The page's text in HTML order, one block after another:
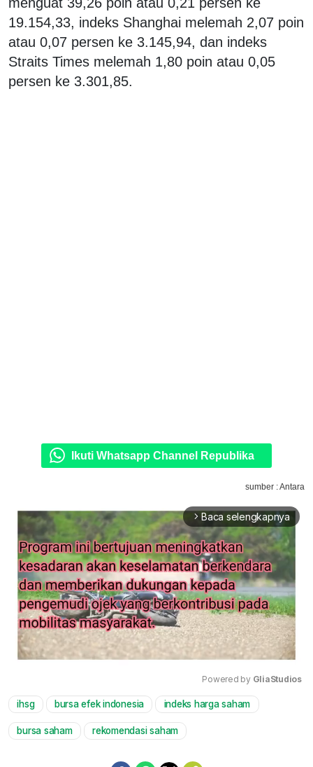
19.154,33, indeks Shanghai melemah 2,07 poin
atau 0,07 persen ke 3.145,94, dan indeks
Straits Times melemah 1,80 poin atau 0,05
persen ke 3.301,85.
Ikuti Whatsapp Channel Republika
sumber : Antara
arrow_forward_ios Baca selengkapnya
Mute
Powered by GliaStudios
ihsg bursa efek indonesia indeks harga saham
bursa saham rekomendasi saham